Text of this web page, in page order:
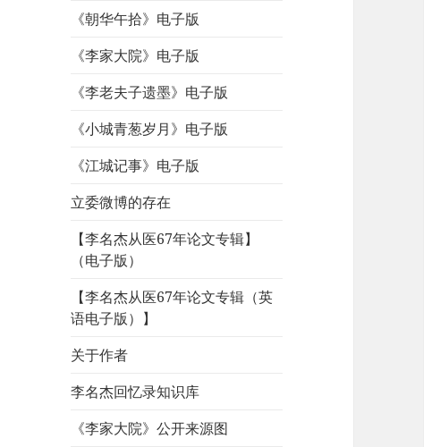
《朝华午拾》电子版
《李家大院》电子版
《李老夫子遗墨》电子版
《小城青葱岁月》电子版
《江城记事》电子版
立委微博的存在
【李名杰从医67年论文专辑】
（电子版）
【李名杰从医67年论文专辑（英
语电子版）】
关于作者
李名杰回忆录知识库
《李家大院》公开来源图